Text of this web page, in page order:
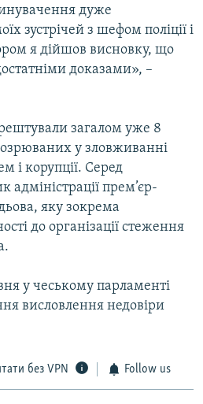
дуже
зустрічей з шефом поліції і
я дійшов висновку, що
доказами», –
загалом уже 8
у зловживанні
і корупції. Серед
адміністрації прем’єр-
яку зокрема
до організації стеження
у чеському парламенті
висловлення недовіри
без VPN Follow us